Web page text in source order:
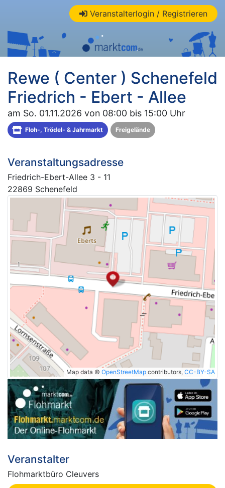
Veranstalterlogin / Registrieren
Rewe ( Center ) Schenefeld
Friedrich - Ebert - Allee
am So. 01.11.2026 von 08:00 bis 15:00 Uhr
Floh-, Trödel- & Jahrmarkt Freigelände
Veranstaltungsadresse
Friedrich-Ebert-Allee 3 - 11
22869 Schenefeld
Map data © OpenStreetMap contributors, CC-BY-SA
Veranstalter
Flohmarktbüro Cleuvers